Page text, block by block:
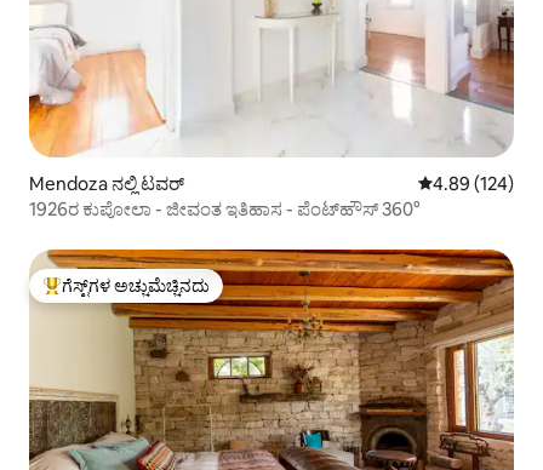
Mendoza ನಲ್ಲಿ ಟವರ್ 5 ರಲ್ಲಿ 4.89
4.89 (124)
1926ರ ಕುಪೋಲಾ - ಜೀವಂತ ಇತಿಹಾಸ - ಪೆಂಟ್‌ಹೌಸ್ 360°
ಗೆಸ್ಟ್‌ಗಳಿಗೆ ಅತಿ ಹೆಚ್ಚು ಅಚ್ಚುಮೆಚ್ಚಿನದು
ಗೆಸ್ಟ್‌ಗಳ ಅಚ್ಚುಮೆಚ್ಚಿನದು